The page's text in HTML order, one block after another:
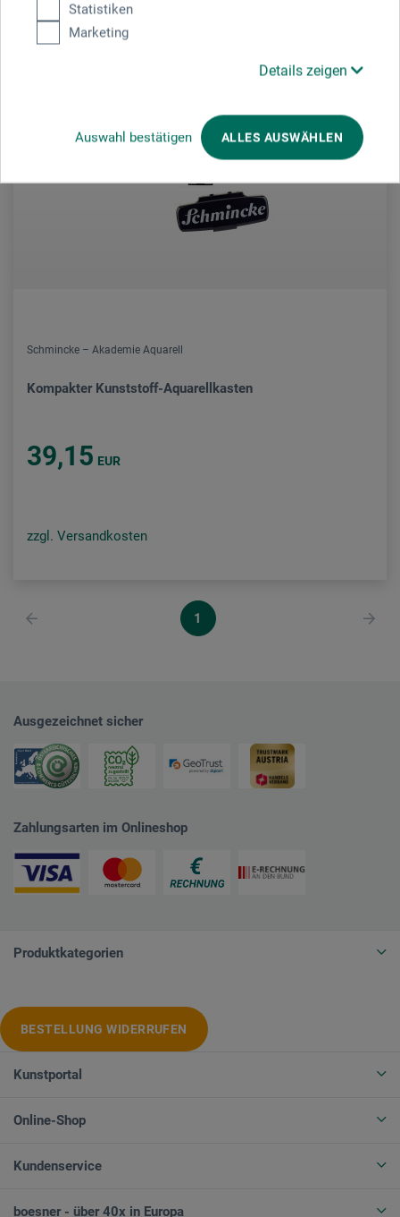
Statistiken
Marketing
Details zeigen
Auswahl bestätigen ALLES AUSWÄHLEN
Schmincke – Akademie Aquarell
Kompakter Kunststoff-Aquarellkasten
39,15 EUR
zzgl. Versandkosten
1
Ausgezeichnet sicher
Zahlungsarten im Onlineshop
Produktkategorien
BESTELLUNG WIDERRUFEN
Kunstportal
Online-Shop
Kundenservice
boesner - über 40x in Europa